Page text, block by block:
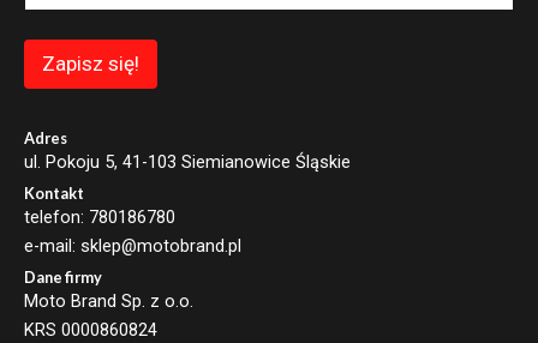
*
i
Zapisz się!
Adres
ul. Pokoju 5, 41-103 Siemianowice Śląskie
Kontakt
telefon: 780186780
e-mail: sklep@motobrand.pl
Dane firmy
Moto Brand Sp. z o.o.
KRS 0000860824